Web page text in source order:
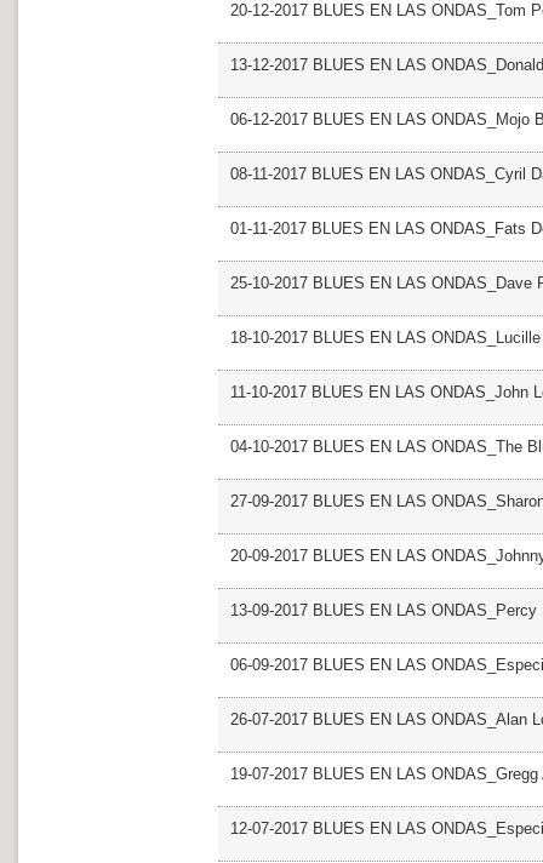
20-12-2017 BLUES EN LAS ONDAS_Tom
13-12-2017 BLUES EN LAS
06-12-2017 BLUES EN LAS ONDAS_Mojo
08-11-2017 BLUES EN LAS ONDAS_Cyril
01-11-2017 BLUES EN LAS ONDAS_Fats
25-10-2017 BLUES EN LAS ONDAS_Dave
18-10-2017 BLUES EN LAS
11-10-2017 BLUES EN LAS ONDAS_John
04-10-2017 BLUES EN LAS ONDAS_The
27-09-2017 BLUES EN LAS
20-09-2017 BLUES EN LAS
13-09-2017 BLUES EN LAS ONDAS_Percy
06-09-2017 BLUES EN LAS
26-07-2017 BLUES EN LAS ONDAS_Alan
19-07-2017 BLUES EN LAS ONDAS_Gregg
12-07-2017 BLUES EN LAS